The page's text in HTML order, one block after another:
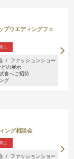
プウエディングフェ
△
ファッションショー
の展示
食へご招待
グ
ング相談会
△
ファッションショー